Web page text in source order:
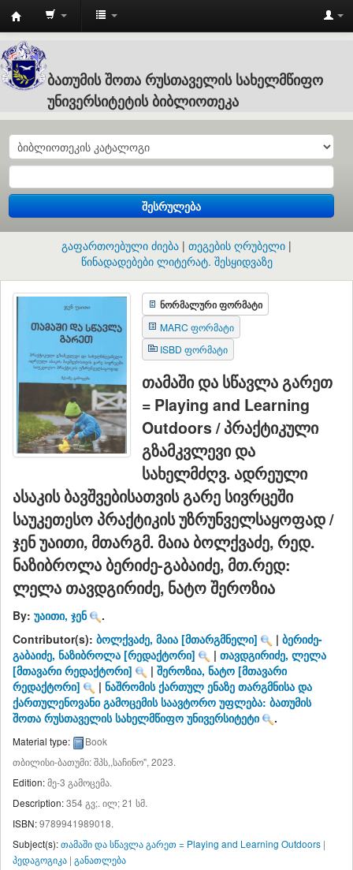
Batumi
Shota
Rustaveli
State
University
ბათუმის
შოთა
რუსთაველის
სახელმწიფო
უნივერსიტეტის
ბიბლიოთეკა
ბათუმის შოთა რუსთაველის სახელმწიფო
უნივერსიტეტის ბიბლიოთეკა
შესრულება
გაფართოებული ძიება თეგების ღრუბელი
წინადადებები ლიტერატ. შესყიდვაზე
ნორმალური ფორმატი
MARC ფორმატი
ISBD ფორმატი
თამაში და სწავლა გარეთ
= Playing and Learning
Outdoors / პრაქტიკული
გზამკვლევი და
სახელმძღვ. ადრეული
ასაკის ბავშვებისათვის გარე სივრცეში
საუკეთესო პრაქტიკის უზრუნველსაყოფად /
ჯენ უაითი, მთარგმ. მაია ბოლქვაძე, რედ.
ნაზიბროლა ბერიძე-გაბაიძე, მთ.რედ:
ლელა თავდგირიძე, ნატო შეროზია
By: უაითი, ჯენ
.
Contributor(s): ბოლქვაძე, მაია [მთარგმნელი] | ბერიძე-
გაბაიძე, ნაზიბროლა [რედაქტორი] | თავდგირიძე, ლელა
[მთავარი რედაქტორი]
| შეროზია, ნატო[მთავარი
რედაქტორი]
| ნაშრომის ქართულ ენაზე თარგმნისა და
ქართულენოვანი გამოცემის საავტორო უფლება: ბათუმის
შოთა რუსთაველის სახელმწიფო უნივერსიტეტი
.
Material type:
Book
თბილისი-ბათუმი: შპს,,საჩინო", 2023.
Edition:მე-3 გამოცემა.
Description:354 გვ;. ილ; 21 სმ.
ISBN:9789941989018.
Subject(s):თამაში და სწავლა გარეთ = Playing and Learning Outdoors |
პედაგოგიკა | განათლება